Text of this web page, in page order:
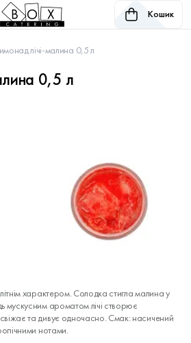
Кошик
лічі-малина 0,5 л
0,5 л
характером. Солодка стигла малина у
мускусним ароматом лічі створює
та дивує одночасно. Смак: насичений
нотами.